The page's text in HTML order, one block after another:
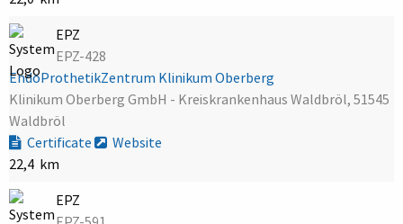
EPZ
EPZ-428
EndoProthetikZentrum Klinikum Oberberg
Klinikum Oberberg GmbH - Kreiskrankenhaus Waldbröl, 51545
Waldbröl
Certificate
Website
22,4 km
EPZ